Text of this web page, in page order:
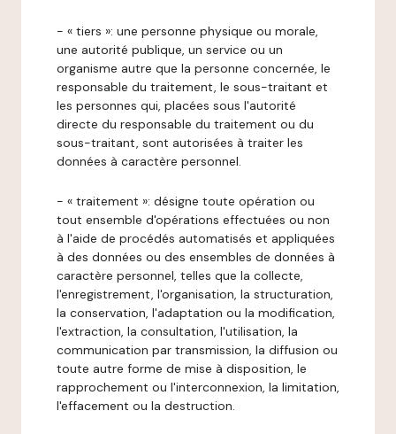
- « tiers »: une personne physique ou morale,
une autorité publique, un service ou un
organisme autre que la personne concernée, le
responsable du traitement, le sous-traitant et
les personnes qui, placées sous l'autorité
directe du responsable du traitement ou du
sous-traitant, sont autorisées à traiter les
données à caractère personnel.
- « traitement »: désigne toute opération ou
tout ensemble d'opérations effectuées ou non
à l'aide de procédés automatisés et appliquées
à des données ou des ensembles de données à
caractère personnel, telles que la collecte,
l'enregistrement, l'organisation, la structuration,
la conservation, l'adaptation ou la modification,
l'extraction, la consultation, l'utilisation, la
communication par transmission, la diffusion ou
toute autre forme de mise à disposition, le
rapprochement ou l'interconnexion, la limitation,
l'effacement ou la destruction.